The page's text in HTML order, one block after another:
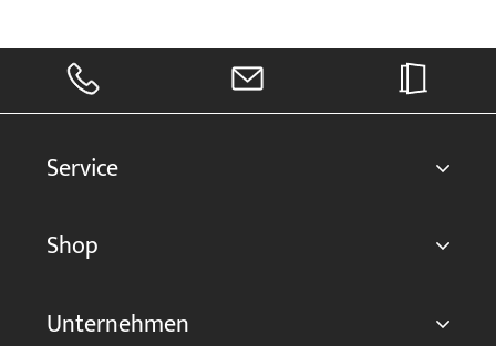
Service
Shop
Unternehmen